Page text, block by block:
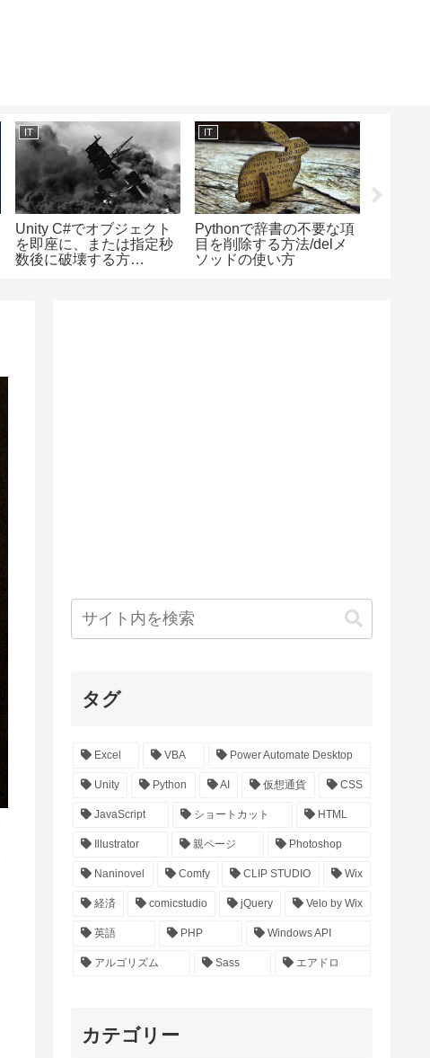
IT
Unity C#でオブジェクト
を即座に、または指定秒
数後に破壊する方
IT
Pythonで辞書の不要な項
目を削除する方法/delメ
ソッドの使い方
タグ
Excel VBA Power Automate Desktop
Unity Python AI 仮想通貨 CSS
JavaScript ショートカット HTML
Illustrator 親ページ Photoshop
Naninovel Comfy CLIP STUDIO Wix
経済 comicstudio jQuery Velo by Wix
英語 PHP Windows API
アルゴリズム Sass エアドロ
カテゴリー